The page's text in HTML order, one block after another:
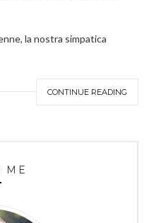
la nostra simpatica
CONTINUE READING
ME